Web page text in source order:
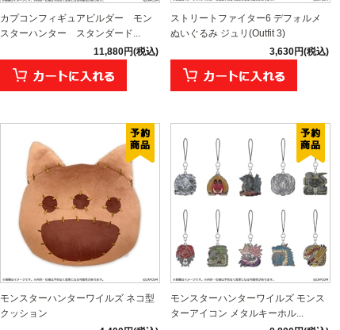
カプコンフィギュアビルダー モン
スターハンター スタンダード...
11,880円(税込)
ストリートファイター6 デフォルメ
ぬいぐるみ ジュリ(Outfit 3)
3,630円(税込)
モンスターハンターワイルズ ネコ型
クッション
モンスターハンターワイルズ モンス
ターアイコン メタルキーホル...